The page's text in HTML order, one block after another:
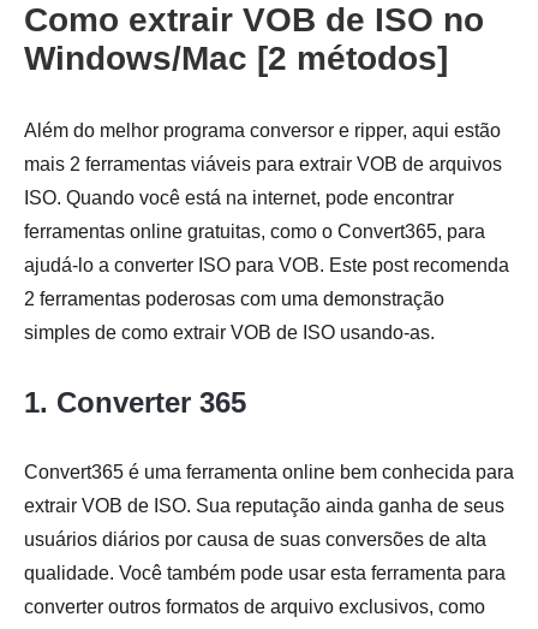
Passo 2.
Como extrair VOB de ISO no
Windows/Mac [2 métodos]
Além do melhor programa conversor e ripper, aqui estão
mais 2 ferramentas viáveis para extrair VOB de arquivos
ISO. Quando você está na internet, pode encontrar
ferramentas online gratuitas, como o Convert365, para
ajudá-lo a converter ISO para VOB. Este post recomenda
2 ferramentas poderosas com uma demonstração
simples de como extrair VOB de ISO usando-as.
1. Converter 365
Convert365 é uma ferramenta online bem conhecida para
extrair VOB de ISO. Sua reputação ainda ganha de seus
usuários diários por causa de suas conversões de alta
qualidade. Você também pode usar esta ferramenta para
converter outros formatos de arquivo exclusivos, como